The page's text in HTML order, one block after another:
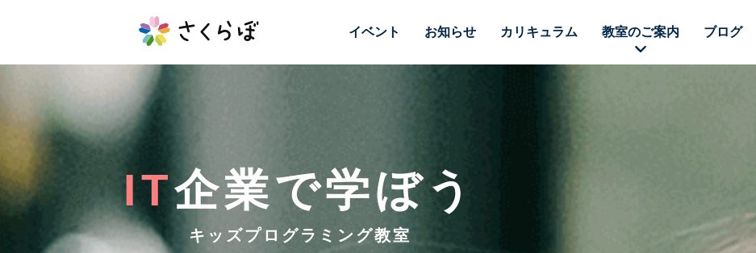
イベント お知らせ カリキュラム 教室のご案内 ブログ
IT企業で学ぼう
キッズプログラミング教室